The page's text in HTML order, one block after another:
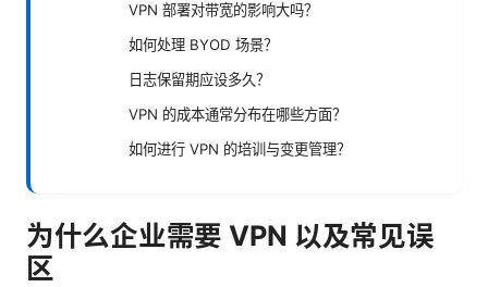
VPN 部署对带宽的影响大吗？
如何处理 BYOD 场景？
日志保留期应设多久？
VPN 的成本通常分布在哪些方面？
如何进行 VPN 的培训与变更管理？
为什么企业需要 VPN 以及常见误
区